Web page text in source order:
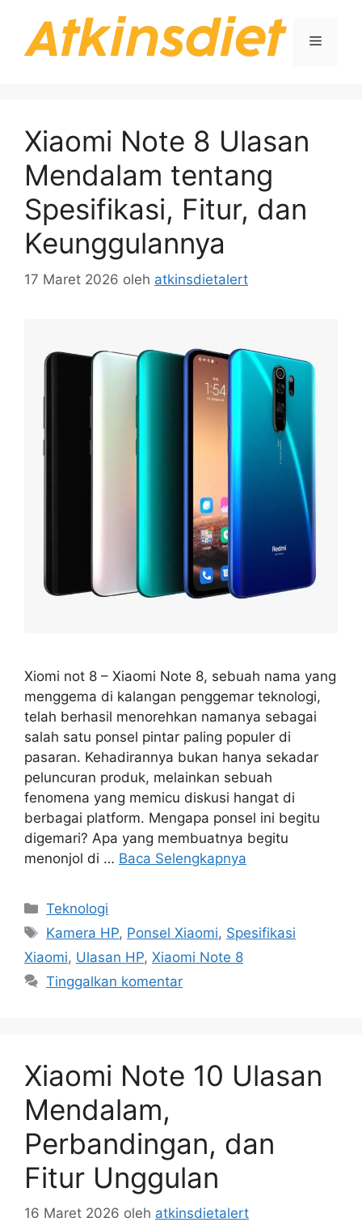
Menu
Xiaomi Note 8 Ulasan
Mendalam tentang
Spesifikasi, Fitur, dan
Keunggulannya
17 Maret 2026 oleh atkinsdietalert
Xiomi not 8 – Xiaomi Note 8, sebuah nama yang
menggema di kalangan penggemar teknologi,
telah berhasil menorehkan namanya sebagai
salah satu ponsel pintar paling populer di
pasaran. Kehadirannya bukan hanya sekadar
peluncuran produk, melainkan sebuah
fenomena yang memicu diskusi hangat di
berbagai platform. Mengapa ponsel ini begitu
digemari? Apa yang membuatnya begitu
menonjol di … Baca Selengkapnya
Kategori
Teknologi
Tag
Kamera HP, Ponsel Xiaomi, Spesifikasi
Xiaomi, Ulasan HP, Xiaomi Note 8
Tinggalkan komentar
Xiaomi Note 10 Ulasan
Mendalam,
Perbandingan, dan
Fitur Unggulan
16 Maret 2026 oleh atkinsdietalert